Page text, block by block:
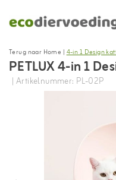
Terug naar Home |4-in 1 Design
PETLUX 4-in 1
| Artikelnummer: PL-02P